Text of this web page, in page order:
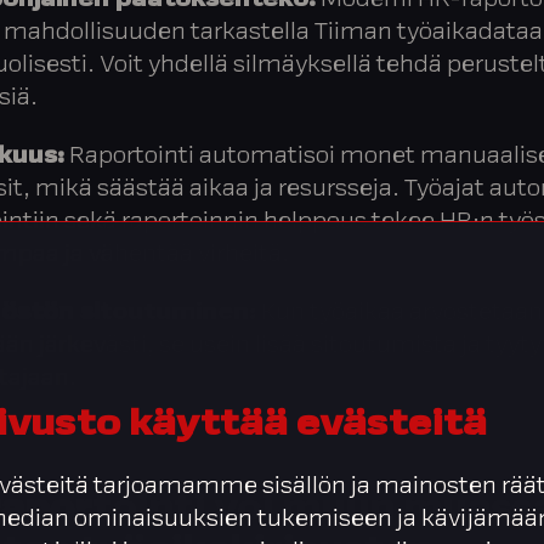
käyttää evästeitä
tarjoamamme sisällön ja mainosten
ominaisuuksien tukemiseen ja
mahdollisuuden tarkastella Tiiman työaikadataa
Voit yhdellä silmäyksellä tehdä
Raportointi automatisoi monet
mikä säästää aikaa ja resursseja. Työajat
sekä raportoinnin helppous tekee HR:n
sitoutuminen:
järkevästi, se usein lisää sitoutumista ja
voi muun